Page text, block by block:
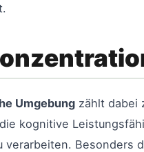
Umgebung zählt dabei
kognitive
verarbeiten. Besonders